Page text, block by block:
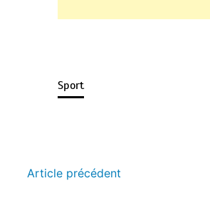
Sport
Article précédent